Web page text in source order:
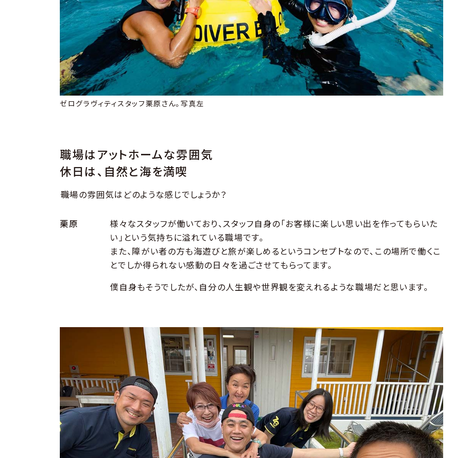
ゼログラヴィティスタッフ栗原さん。写真左
職場はアットホームな雰囲気
休日は、自然と海を満喫
――職場の雰囲気はどのような感じでしょうか？
栗原
様々なスタッフが働いており、スタッフ自身の「お客様に楽しい思い出を作ってもらいた
い」という気持ちに溢れている職場です。
また、障がい者の方も海遊びと旅が楽しめるというコンセプトなので、この場所で働くこ
とでしか得られない感動の日々を過ごさせてもらってます。
僕自身もそうでしたが、自分の人生観や世界観を変えれるような職場だと思います。